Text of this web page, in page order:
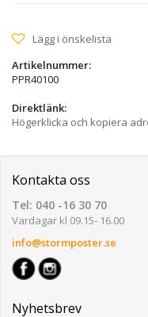
Lägg i önskelista
Artikelnummer:
PPR40100
Direktlänk:
Högerklicka och kopiera
Kontakta oss
Tel: 040 -16 30 70
Vardagar kl 09.15- 16.00
info@stormposter.se
Nyhetsbrev